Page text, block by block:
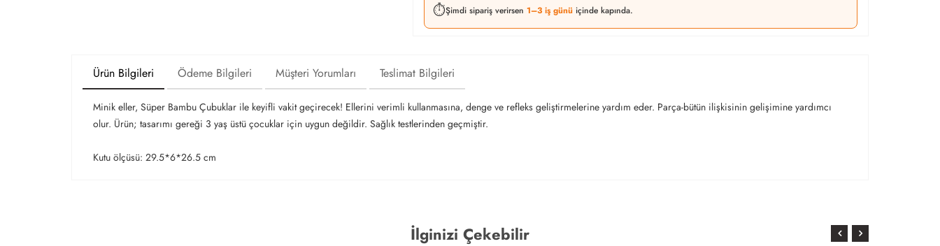
⏱️Şimdi sipariş verirsen 1–3 iş günü içinde kapında.
Ürün Bilgileri Ödeme Bilgileri Müşteri Yorumları Teslimat Bilgileri
Minik eller, Süper Bambu Çubuklar ile keyifli vakit geçirecek! Ellerini verimli kullanmasına, denge ve refleks geliştirmelerine yardım eder. Parça-bütün ilişkisinin gelişimine yardımcı
olur. Ürün; tasarımı gereği 3 yaş üstü çocuklar için uygun değildir. Sağlık testlerinden geçmiştir.
Kutu ölçüsü: 29.5*6*26.5 cm
İlginizi Çekebilir